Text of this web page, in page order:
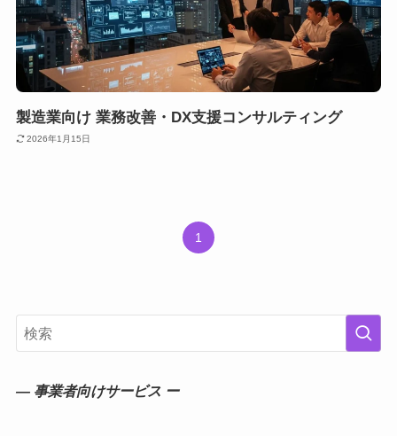
製造業向け 業務改善・DX支援コンサルティング
2026年1月15日
1
― 事業者向けサービス ー